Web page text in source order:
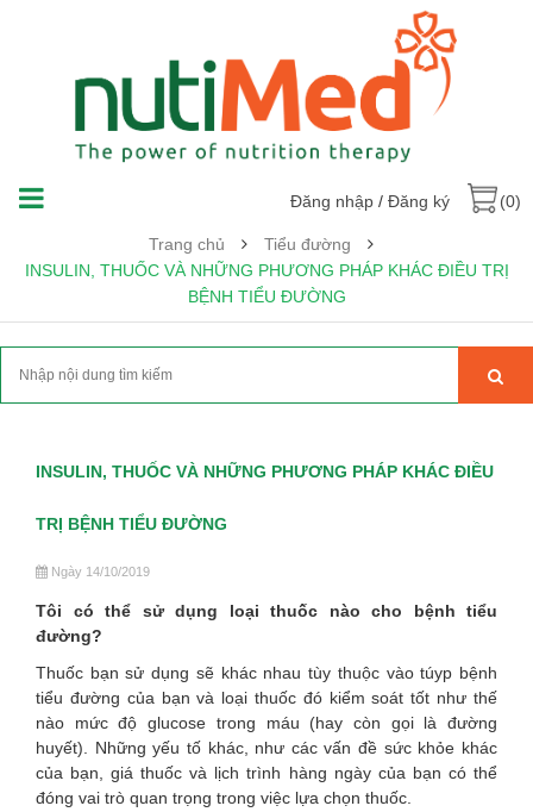
Đăng nhập / Đăng ký (0)
Trang chủ
Tiểu đường
INSULIN, THUỐC VÀ NHỮNG PHƯƠNG PHÁP KHÁC ĐIỀU TRỊ
BỆNH TIỂU ĐƯỜNG
INSULIN, THUỐC VÀ NHỮNG PHƯƠNG PHÁP KHÁC ĐIỀU
TRỊ BỆNH TIỂU ĐƯỜNG
Ngày 14/10/2019
Tôi có thể sử dụng loại thuốc nào cho bệnh tiểu
đường?
Thuốc bạn sử dụng sẽ khác nhau tùy thuộc vào túyp bệnh
tiểu đường của bạn và loại thuốc đó kiểm soát tốt như thế
nào mức độ glucose trong máu (hay còn gọi là đường
huyết). Những yếu tố khác, như các vấn đề sức khỏe khác
của bạn, giá thuốc và lịch trình hàng ngày của bạn có thể
đóng vai trò quan trọng trong việc lựa chọn thuốc.